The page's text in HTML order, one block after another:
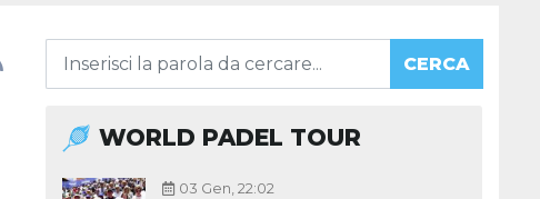
CERCA
WORLD PADEL TOUR
03 Gen, 22:02